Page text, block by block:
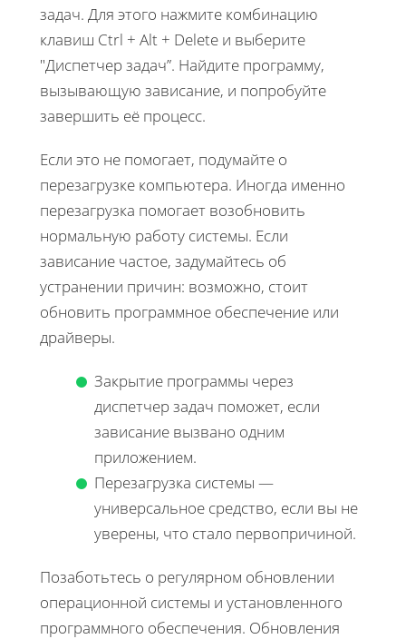
задач. Для этого нажмите комбинацию
клавиш Ctrl + Alt + Delete и выберите
"Диспетчер задач”. Найдите программу,
вызывающую зависание, и попробуйте
завершить её процесс.
Если это не помогает, подумайте о
перезагрузке компьютера. Иногда именно
перезагрузка помогает возобновить
нормальную работу системы. Если
зависание частое, задумайтесь об
устранении причин: возможно, стоит
обновить программное обеспечение или
драйверы.
Закрытие программы через
диспетчер задач поможет, если
зависание вызвано одним
приложением.
Перезагрузка системы —
универсальное средство, если вы не
уверены, что стало первопричиной.
Позаботьтесь о регулярном обновлении
операционной системы и установленного
программного обеспечения. Обновления